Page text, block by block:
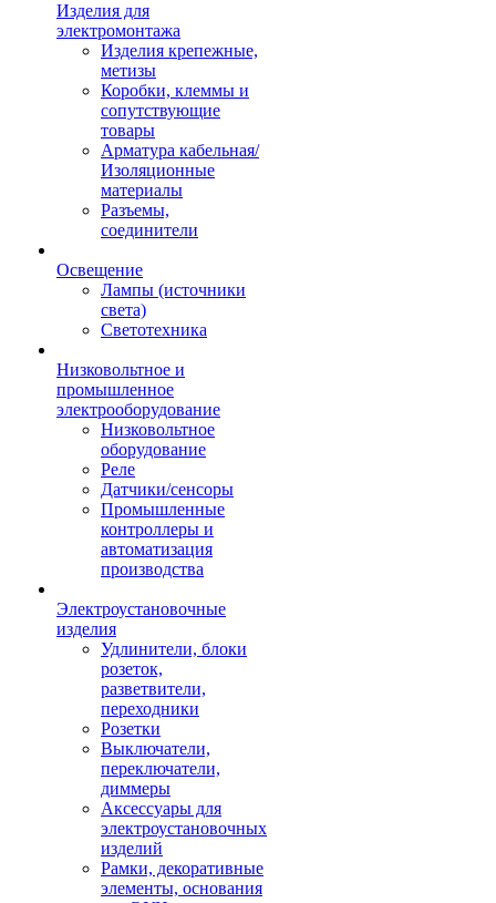
Изделия для
электромонтажа
Изделия крепежные,
метизы
Коробки, клеммы и
сопутствующие
товары
Арматура кабельная/
Изоляционные
материалы
Разъемы,
соединители
Освещение
Лампы (источники
света)
Светотехника
Низковольтное и
промышленное
электрооборудование
Низковольтное
оборудование
Реле
Датчики/сенсоры
Промышленные
контроллеры и
автоматизация
производства
Электроустановочные
изделия
Удлинители, блоки
розеток,
разветвители,
переходники
Розетки
Выключатели,
переключатели,
диммеры
Аксессуары для
электроустановочных
изделий
Рамки, декоративные
элементы, основания